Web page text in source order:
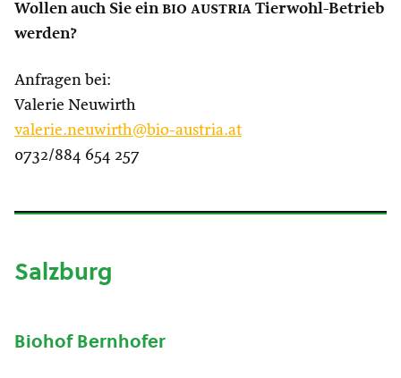
Wollen auch Sie ein bio austria Tierwohl-Betrieb
werden?
Anfragen bei:
Valerie Neuwirth
valerie.neuwirth@bio-austria.at
0732/884 654 257
Salzburg
Biohof Bernhofer